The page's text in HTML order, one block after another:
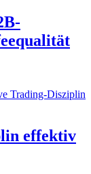
effektiv